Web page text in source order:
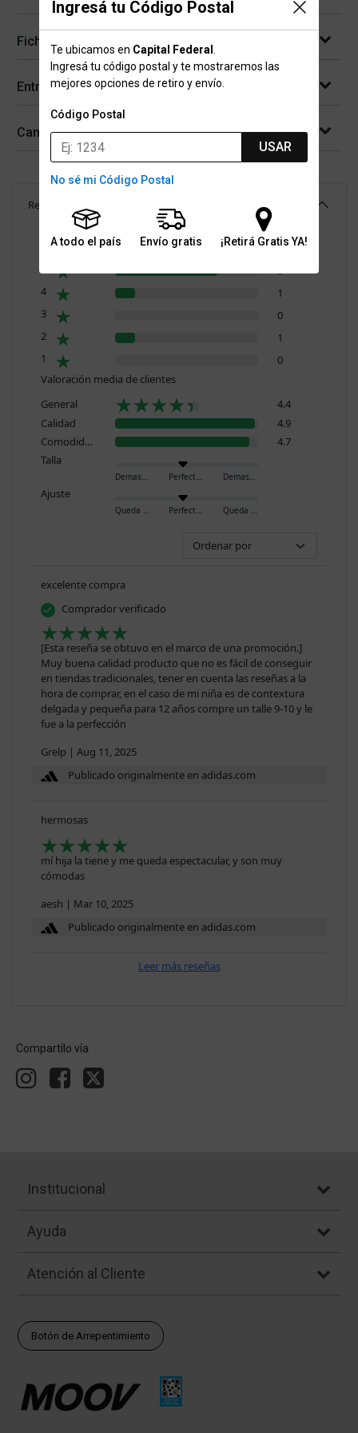
Ingresá tu Código Postal
Te ubicamos en Capital Federal
Ingresá tu código postal y te mostraremos las
mejores opciones de retiro y envío.
Código Postal
USAR
No sé mi Código Postal
A todo el país Envío gratis ¡Retirá Gratis YA!
Ficha técnica
Entregas
Cambios y devoluciones
Reseñas
Resumen de valoraciones
5
4
1
3
0
2
1
1
0
Valoración media de clientes
General
4.4
Calidad
4.9
Comodidad
4.7
Talla
Demasiado pequeño Perfecto Demasiado grande
Ajuste
Queda ajustado Perfecto Queda holgado
excelente compra
Comprador verificado
[Esta reseña se obtuvo en el marco de una promoción.]
Muy buena calidad producto que no es fácil de conseguir
en tiendas tradicionales, tener en cuenta las reseñas a la
hora de comprar, en el caso de mi niña es de contextura
delgada y pequeña para 12 años compre un talle 9-10 y le
fue a la perfección
Grelp | Aug 11, 2025
Publicado originalmente en adidas.com
hermosas
mí hija la tiene y me queda espectacular, y son muy
cómodas
aesh | Mar 10, 2025
Publicado originalmente en adidas.com
Leer más reseñas
Compartílo vía
Institucional
Ayuda
Atención al Cliente
Botón de Arrepentimiento